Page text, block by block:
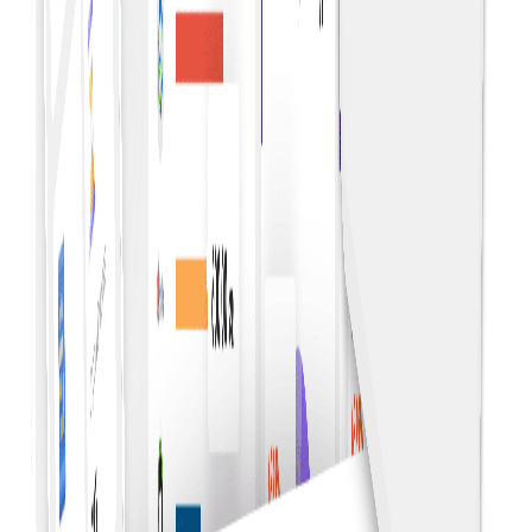
Evalueer de prestaties en uitgaven van leveranciers om
betere voorwaarden te bedingen en de relaties met
leveranciers te optimaliseren.
Trendidentificatie
Trends en patronen in uitgaven door de tijd heen
identificeren om strategische beslissingen te nemen en
toekomstige behoeften te voorspellen.
Strategische planning